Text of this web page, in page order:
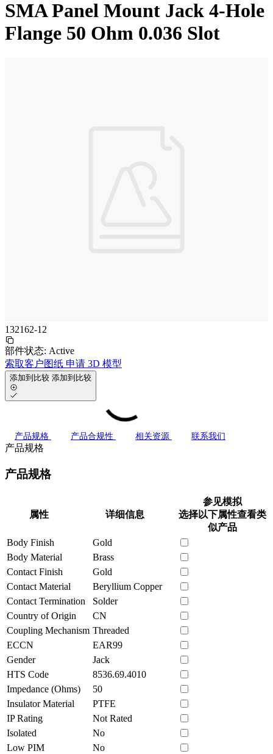
SMA Panel Mount Jack 4-Hole
Flange 50 Ohm 0.036 Slot
132162-12
部件状态: Active
索取客户图纸 申请 3D 模型
添加到比较 添加到比较
产品规格 产品合规性 相关资源 联系我们
产品规格
产品规格
属性 详细信息
参见模拟
选择以下属性查看类
似产品
Body Finish
Gold
Body Material
Brass
Contact Finish
Gold
Contact Material
Beryllium Copper
Contact Termination
Solder
Country of Origin
CN
Coupling Mechanism Threaded
ECCN
EAR99
Gender
Jack
HTS Code
8536.69.4010
Impedance (Ohms)
50
Insulator Material
PTFE
IP Rating
Not Rated
Isolated
No
Low PIM
No